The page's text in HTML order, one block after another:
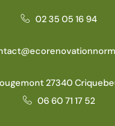
02 35 05 16 94
27340
06 60 71 17 52